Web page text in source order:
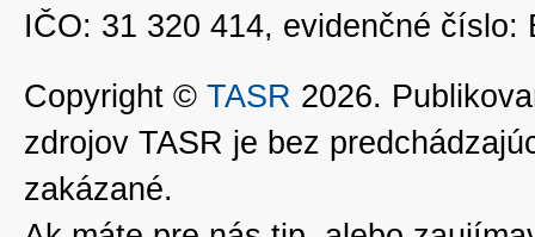
IČO: 31 320 414, evidenčné číslo:
Copyright © TASR 2026.
zdrojov TASR je bez
zakázané.